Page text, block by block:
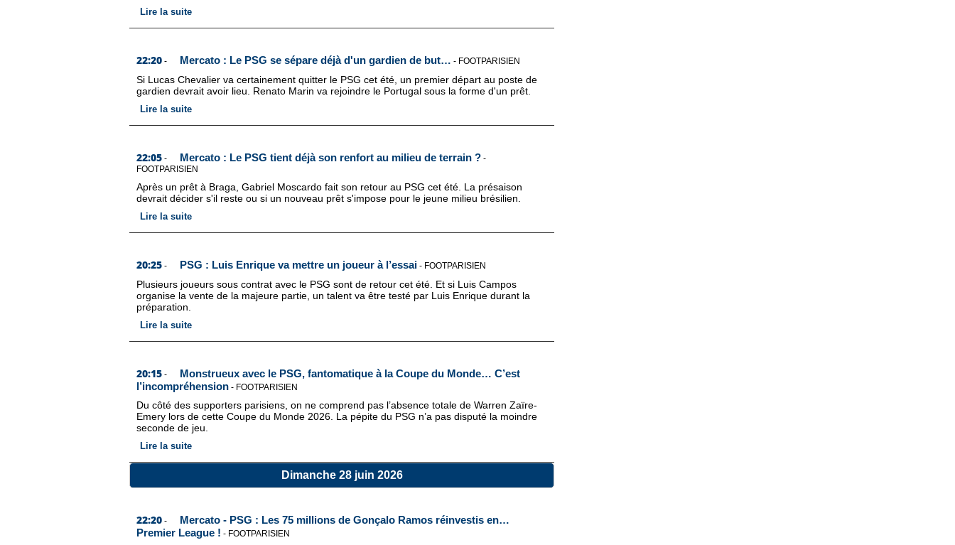
Lire la suite
22:20 - Mercato : Le PSG se sépare déjà d'un gardien de but… - FOOTPARISIEN
Si Lucas Chevalier va certainement quitter le PSG cet été, un premier départ au poste de
gardien devrait avoir lieu. Renato Marin va rejoindre le Portugal sous la forme d'un prêt.
Lire la suite
22:05 - Mercato : Le PSG tient déjà son renfort au milieu de terrain ? -
FOOTPARISIEN
Après un prêt à Braga, Gabriel Moscardo fait son retour au PSG cet été. La présaison
devrait décider s'il reste ou si un nouveau prêt s'impose pour le jeune milieu brésilien.
Lire la suite
20:25 - PSG : Luis Enrique va mettre un joueur à l’essai - FOOTPARISIEN
Plusieurs joueurs sous contrat avec le PSG sont de retour cet été. Et si Luis Campos
organise la vente de la majeure partie, un talent va être testé par Luis Enrique durant la
préparation.
Lire la suite
20:15 -
Monstrueux avec le PSG, fantomatique à la Coupe du Monde… C’est
l’incompréhension - FOOTPARISIEN
Du côté des supporters parisiens, on ne comprend pas l’absence totale de Warren Zaïre-
Emery lors de cette Coupe du Monde 2026. La pépite du PSG n’a pas disputé la moindre
seconde de jeu.
Lire la suite
Dimanche 28 juin 2026
22:20 -
Mercato - PSG : Les 75 millions de Gonçalo Ramos réinvestis en…
Premier League ! - FOOTPARISIEN